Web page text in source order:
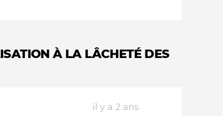
À LA LÂCHETÉ DES
il y a 2 ans